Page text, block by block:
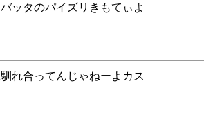
バッタのパイズリきもてぃよ
馴れ合ってんじゃねーよカス